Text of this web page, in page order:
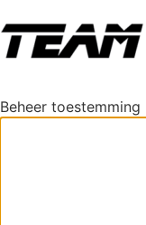
Beheer toestemming